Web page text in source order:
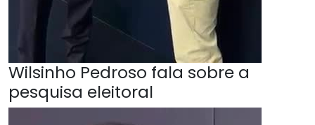
Wilsinho Pedroso fala sobre a
pesquisa eleitoral